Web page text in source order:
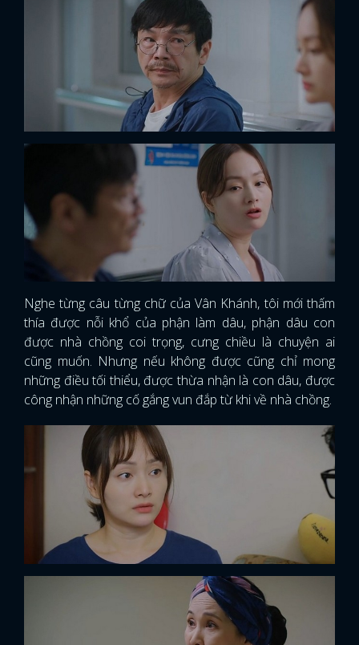
Nghe từng câu từng chữ của Vân Khánh, tôi mới thấm
thía được nỗi khổ của phận làm dâu, phận dâu con
được nhà chồng coi trọng, cưng chiều là chuyện ai
cũng muốn. Nhưng nếu không được cũng chỉ mong
những điều tối thiểu, được thừa nhận là con dâu, được
công nhận những cố gắng vun đắp từ khi về nhà chồng.